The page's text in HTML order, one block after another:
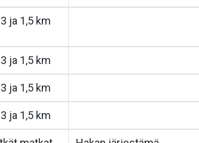
ja 1,5 km
ja 1,5 km
ja 1,5 km
ja 1,5 km